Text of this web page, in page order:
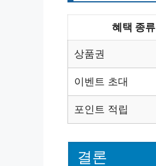
혜택 종류
상품권
이벤트 초대
포인트 적립
결론